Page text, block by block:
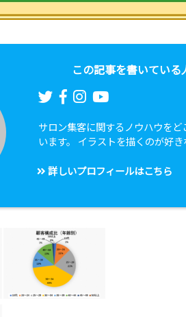
この記事を書いている
サロン集客に関するノウハウを
います。 イラストを描くのが好
詳しいプロフィールはこちら